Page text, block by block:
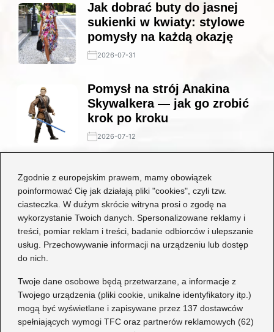
Zgodnie z europejskim prawem, mamy obowiązek
poinformować Cię jak działają pliki "cookies", czyli tzw.
ciasteczka. W dużym skrócie witryna prosi o zgodę na
wykorzystanie Twoich danych. Spersonalizowane reklamy i
treści, pomiar reklam i treści, badanie odbiorców i ulepszanie
usług. Przechowywanie informacji na urządzeniu lub dostęp
do nich.
Twoje dane osobowe będą przetwarzane, a informacje z
Twojego urządzenia (pliki cookie, unikalne identyfikatory itp.)
mogą być wyświetlane i zapisywane przez 137 dostawców
spełniających wymogi TFC oraz partnerów reklamowych (62)
Jak dobrać buty do jasnej
sukienki w kwiaty: stylowe
pomysły na każdą okazję
2026-07-31
Pomysł na strój Anakina
Skywalkera — jak go zrobić
krok po kroku
2026-07-12
buty będą idealne do czarnej
koronkowej sukienki?
2026-06-29
Kategorie
Dziecko(17)
Moda(70)
Obuwie(78)